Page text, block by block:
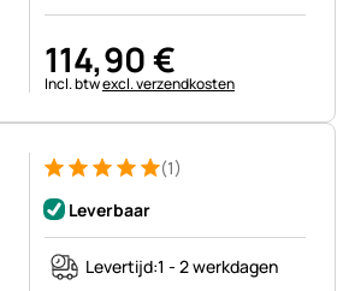
114,90€
Belastinginformatie:
Incl. btwexcl. verzendkosten
Beoordeling: 5 van 5 (1 beoordelingen)
1 Bewertung
(1)
Leverbaar
Levertijd:1 - 2 werkdagen